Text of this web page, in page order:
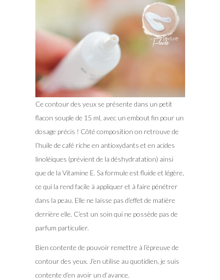
Ce contour des yeux se présente dans un petit
flacon souple de 15 ml, avec un embout fin pour un
dosage précis ! Côté composition on retrouve de
l’huile de café riche en antioxydants et en acides
linoléiques (prévient de la déshydratation) ainsi
que de la Vitamine E. Sa formule est fluide et légère,
ce qui la rend facile à appliquer et à faire pénétrer
dans la peau. Elle ne laisse pas d’effet de matière
derrière elle. C’est un soin qui ne possède pas de
parfum particulier.
Bien contente de pouvoir remettre à l’épreuve de
contour des yeux. J’en utilise au quotidien, je suis
contente d’en avoir un d’avance.